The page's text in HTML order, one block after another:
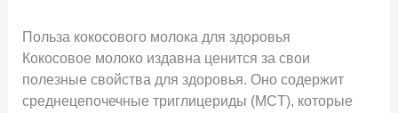
Польза кокосового молока для здоровья
Кокосовое молоко издавна ценится за свои
полезные свойства для здоровья. Оно содержит
среднецепочечные триглицериды (MCT), которые